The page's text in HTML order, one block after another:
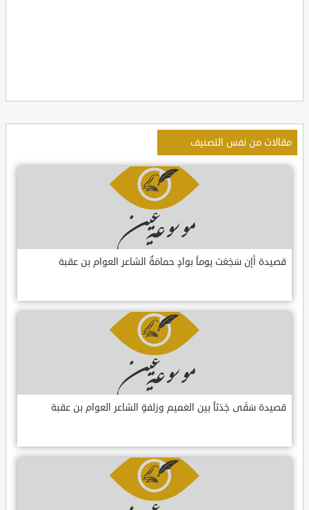
مقالات من نفس التصنيف
قصيدة أإن سَجَعَت يوماً بوادٍ حمامَةٌ الشاعر العوام بن عقبة
قصيدة سَقَى جَدَثاً بين الغميم وزلفةٍ الشاعر العوام بن عقبة